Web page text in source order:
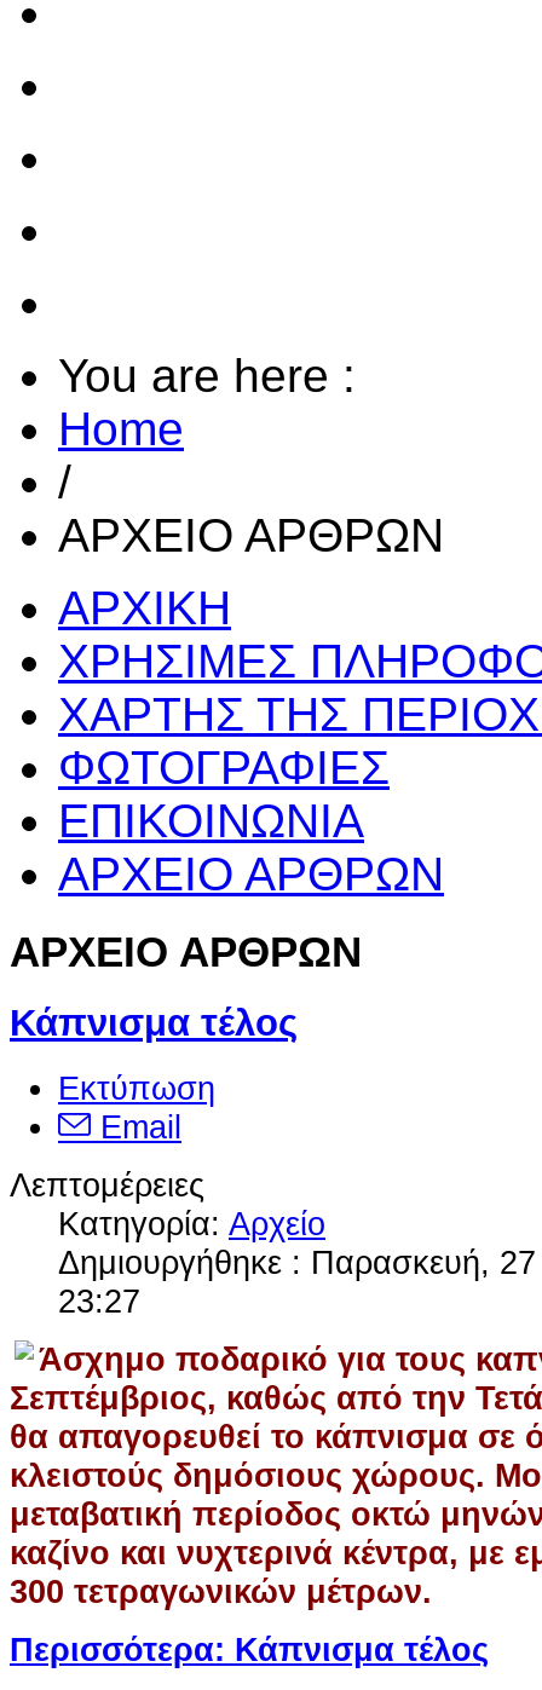
You are here :
Home
/
ΑΡΧΕΙΟ ΑΡΘΡΩΝ
ΑΡΧΙΚΗ
ΧΡΗΣΙΜΕΣ
ΧΑΡΤΗΣ ΤΗΣ
ΦΩΤΟΓΡΑΦΙΕΣ
ΕΠΙΚΟΙΝΩΝΙΑ
ΑΡΧΕΙΟ ΑΡΘΡΩΝ
ΑΡΧΕΙΟ ΑΡΘΡΩΝ
Κάπνισμα τέλος
Εκτύπωση
Email
Λεπτομέρειες
Κατηγορία: Αρχείο
Δημιουργήθηκε : Παρασκευή,
23:27
Άσχημο ποδαρικό για τους
Σεπτέμβριος, καθώς από την
θα απαγορευθεί το κάπνισμα σε
κλειστούς δημόσιους χώρους.
μεταβατική περίοδος οκτώ
καζίνο και νυχτερινά κέντρα,
300 τετραγωνικών μέτρων.
Περισσότερα: Κάπνισμα τέλος